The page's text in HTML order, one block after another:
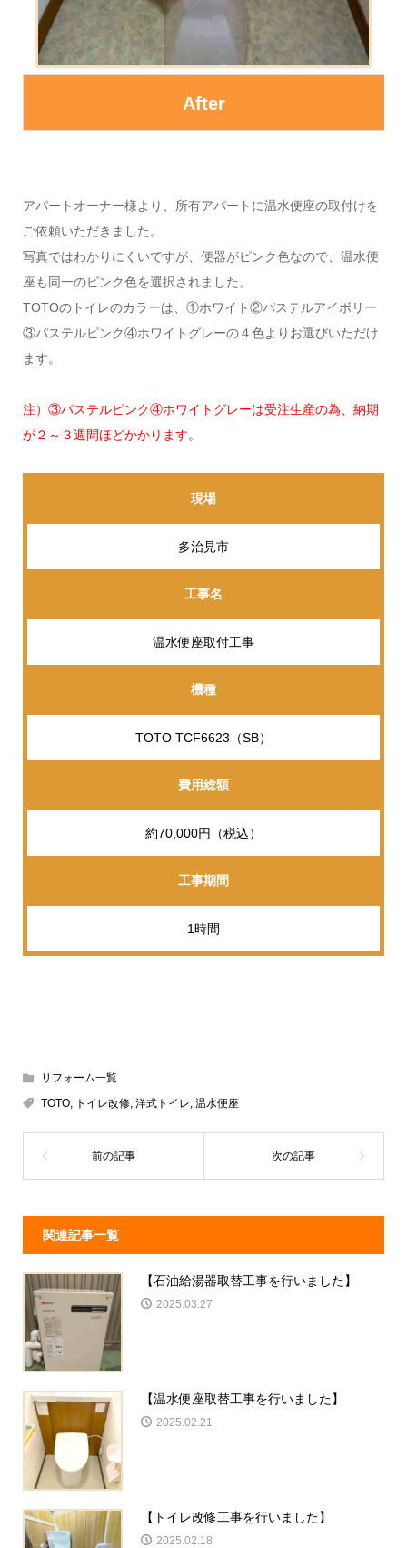
After
アパートオーナー様より、所有アパートに温水便座の取付けを
ご依頼いただきました。
写真ではわかりにくいですが、便器がピンク色なので、温水便
座も同一のピンク色を選択されました。
TOTOのトイレのカラーは、①ホワイト②パステルアイボリー
③パステルピンク④ホワイトグレーの４色よりお選びいただけ
ます。
注）③パステルピンク④ホワイトグレーは受注生産の為、納期
が２～３週間ほどかかります。
現場
多治見市
工事名
温水便座取付工事
機種
TOTO TCF6623（SB）
費用総額
約70,000円（税込）
工事期間
1時間
リフォーム一覧
TOTO, トイレ改修, 洋式トイレ, 温水便座
関連記事一覧
【石油給湯器取替工事を行いました】
2025.03.27
【温水便座取替工事を行いました】
2025.02.21
【トイレ改修工事を行いました】
2025.02.18